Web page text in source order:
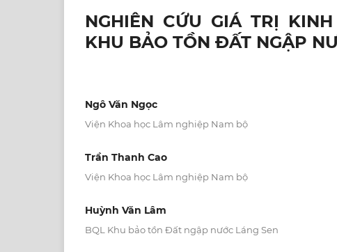
NGHIÊN CỨU GIÁ TRỊ
KHU BẢO TỒN ĐẤT NGẬP
Ngô Văn Ngọc
Viện Khoa học Lâm nghiệp Nam bộ
Trần Thanh Cao
Viện Khoa học Lâm nghiệp Nam bộ
Huỳnh Văn Lâm
BQL Khu bảo tồn Đất ngập nước Láng Sen